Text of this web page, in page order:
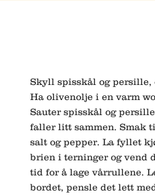
Skyll spisskål og
Ha olivenolje i en varm
Sauter spisskål og
faller litt sammen. Smak
salt og pepper. La fyllet
brien i terninger og vend
tid for å lage vårrullene.
bordet, pensle det lett